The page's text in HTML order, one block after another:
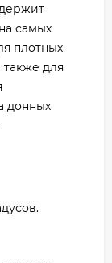
самых
плотных
для
донных